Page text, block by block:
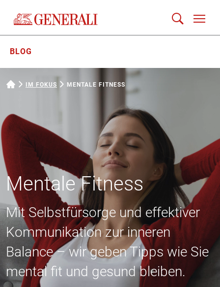
BLOG
IM FOKUS MENTALE FITNESS
Mentale Fitness
Mit Selbstfürsorge und effektiver
Kommunikation zur inneren
Balance – wir geben Tipps wie Sie
mental fit und gesund bleiben.